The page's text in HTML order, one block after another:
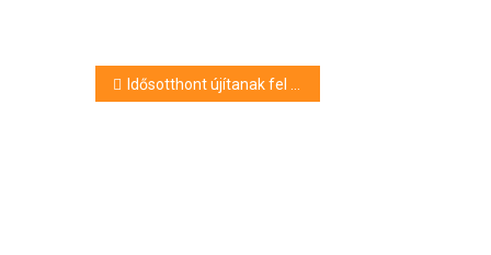
Bejegyzés
Idősotthont újítanak fel Siklóson